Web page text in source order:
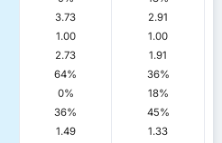
3.73
2.91
1.00
1.00
2.73
1.91
64%
36%
0%
18%
36%
45%
1.49
1.33